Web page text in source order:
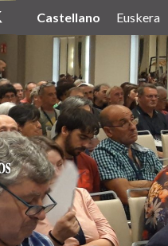
twitter
Castellano Euskera